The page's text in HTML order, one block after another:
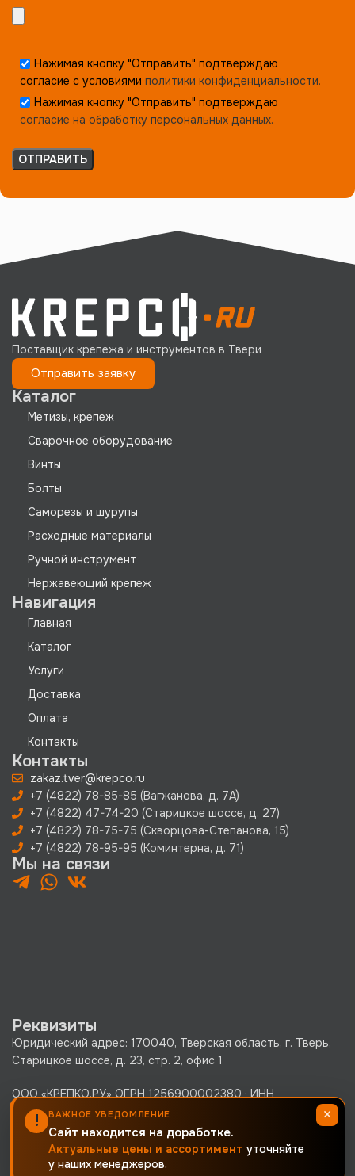
Нажимая кнопку "Отправить" подтверждаю
согласие с условиями политики конфиденциальности.
Нажимая кнопку "Отправить" подтверждаю
согласие на обработку персональных данных.
Поставщик крепежа и инструментов в Твери
Отправить заявку
Каталог
Метизы, крепеж
Сварочное оборудование
Винты
Болты
Саморезы и шурупы
Расходные материалы
Ручной инструмент
Нержавеющий крепеж
Навигация
Главная
Каталог
Услуги
Доставка
Оплата
Контакты
Контакты
zakaz.tver@krepco.ru
+7 (4822) 78-85-85 (Вагжанова, д. 7А)
+7 (4822) 47-74-20 (Старицкое шоссе, д. 27)
+7 (4822) 78-75-75 (Скворцова-Степанова, 15)
+7 (4822) 78-95-95 (Коминтерна, д. 71)
Мы на связи
Реквизиты
Юридический адрес: 170040, Тверская область, г. Тверь,
Старицкое шоссе, д. 23, стр. 2, офис 1
ООО «КРЕПКО.РУ» ОГРН 1256900002380 · ИНН
6900019171 · КПП 690001001
Политика конфиденциальности
Согласие на обработку персональных данных
! ВАЖНОЕ УВЕДОМЛЕНИЕ
Сайт находится на доработке.
Актуальные цены и ассортимент уточняйте
у наших менеджеров.
×